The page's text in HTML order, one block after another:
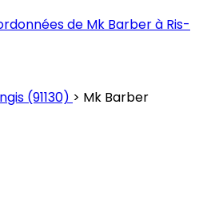
de Mk Barber à Ris-
(91130) > Mk Barber